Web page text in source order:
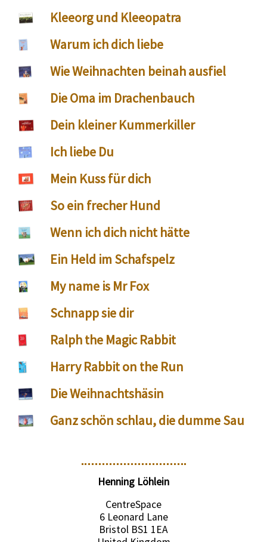
Kleeorg und Kleeopatra
Warum ich dich liebe
Wie Weihnachten beinah ausfiel
Die Oma im Drachenbauch
Dein kleiner Kummerkiller
Ich liebe Du
Mein Kuss für dich
So ein frecher Hund
Wenn ich dich nicht hätte
Ein Held im Schafspelz
My name is Mr Fox
Schnapp sie dir
Ralph the Magic Rabbit
Harry Rabbit on the Run
Die Weihnachtshäsin
Ganz schön schlau, die dumme Sau
Henning Löhlein
CentreSpace
6 Leonard Lane
Bristol BS1 1EA